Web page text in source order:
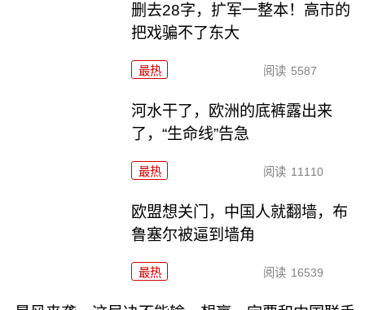
删去28字，扩军一整本！高市的
把戏骗不了东大
最热 阅读 5587
河水干了，欧洲的底裤露出来
了，“生命线”告急
最热 阅读 11110
欧盟想关门，中国人就翻墙，布
鲁塞尔被逼到墙角
最热 阅读 16539